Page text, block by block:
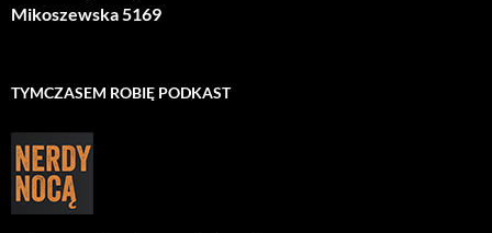
Mikoszewska 5169
TYMCZASEM ROBIĘ PODKAST